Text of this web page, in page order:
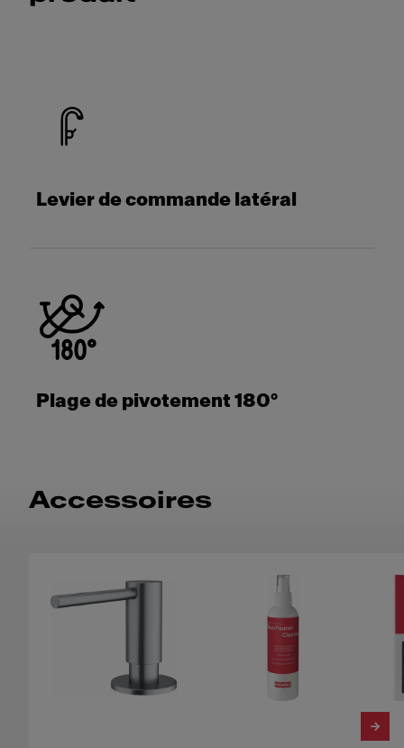
Levier de commande latéral
Plage de pivotement 180°
Accessoires